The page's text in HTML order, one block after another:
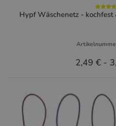
Hypf Wäschenetz -
2,49 €-